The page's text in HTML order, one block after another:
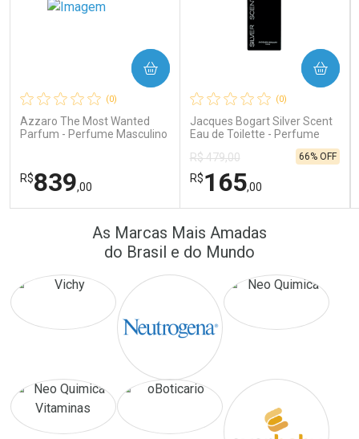
Comprar sem Desconto
Por R$ 64,90/cada
Comprar sem Desconto
Por R$ 64,90/cada
Comprar sem Desconto
Por R$ 41,57/cada
Comprar sem Desconto
Por R$ 41,57/cada
(0)
Azzaro The Most Wanted
Parfum - Perfume Masculino
R$839,00
COMPRAR
FECHAR
Ativar Desconto
FECHAR
Por Menos
(0)
Jacques Bogart Silver Scent
Eau de Toilette - Perfume
R$ 479,00
R$165,00
66% OFF
COMPRAR
Laboratório
Ativar Desconto
Por Menos
As Marcas Mais Amadas
do Brasil e do Mundo